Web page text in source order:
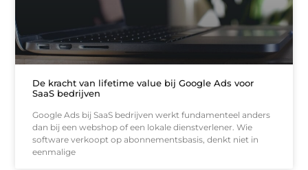
De kracht van lifetime value bij Google Ads voor
SaaS bedrijven
Google Ads bij SaaS bedrijven werkt fundamenteel anders
dan bij een webshop of een lokale dienstverlener. Wie
software verkoopt op abonnementsbasis, denkt niet in
eenmalige